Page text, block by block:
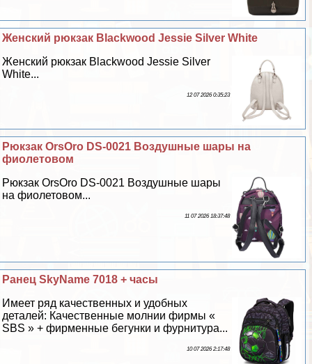
Женский рюкзак Blackwood Jessie Silver White
Женский рюкзак Blackwood Jessie Silver
White...
12 07 2026 0:35:23
Рюкзак OrsOro DS-0021 Воздушные шары на
фиолетовом
Рюкзак OrsOro DS-0021 Воздушные шары
на фиолетовом...
11 07 2026 18:37:48
Ранец SkyName 7018 + часы
Имеет ряд качественных и удобных
деталей: Качественные молнии фирмы «
SBS » + фирменные бегунки и фурнитура...
10 07 2026 2:17:48